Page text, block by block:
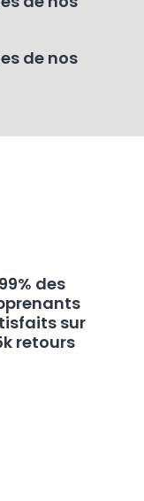
de nos
99% des
sur
retours